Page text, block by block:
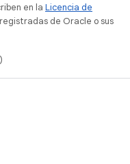
en la Licencia de
de Oracle o sus